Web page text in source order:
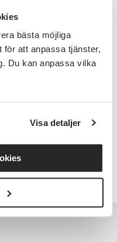
bästa möjliga
för att anpassa tjänster,
Du kan anpassa vilka
Visa detaljer